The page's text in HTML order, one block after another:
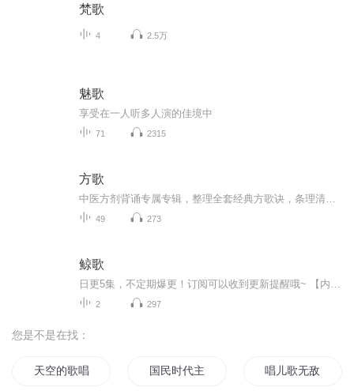
梵歌
4 2.5万
魅歌
享受在一人听多人演的佳境中
71 2315
方歌
49 273
鲸歌
2 297
您是不是在找：
天空的歌唱 国民时代主唱男神是女生唱儿歌无敌了